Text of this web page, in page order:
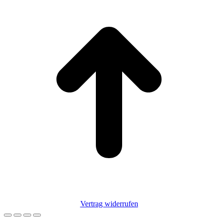
Vertrag widerrufen